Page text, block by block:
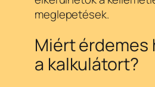
meglepetések.
Miért érdemes
a kalkulátort?